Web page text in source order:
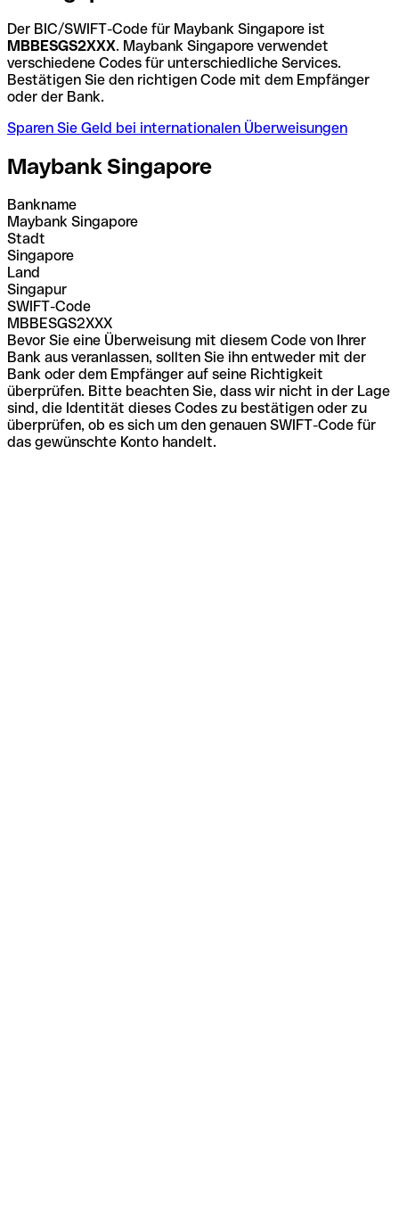
Der BIC/SWIFT-Code für Maybank Singapore ist
MBBESGS2XXX. Maybank Singapore verwendet
verschiedene Codes für unterschiedliche Services.
Bestätigen Sie den richtigen Code mit dem Empfänger
oder der Bank.
Sparen Sie Geld bei internationalen Überweisungen
Maybank Singapore
Bankname
Maybank Singapore
Stadt
Singapore
Land
Singapur
SWIFT-Code
MBBESGS2XXX
Bevor Sie eine Überweisung mit diesem Code von Ihrer
Bank aus veranlassen, sollten Sie ihn entweder mit der
Bank oder dem Empfänger auf seine Richtigkeit
überprüfen. Bitte beachten Sie, dass wir nicht in der Lage
sind, die Identität dieses Codes zu bestätigen oder zu
überprüfen, ob es sich um den genauen SWIFT-Code für
das gewünschte Konto handelt.